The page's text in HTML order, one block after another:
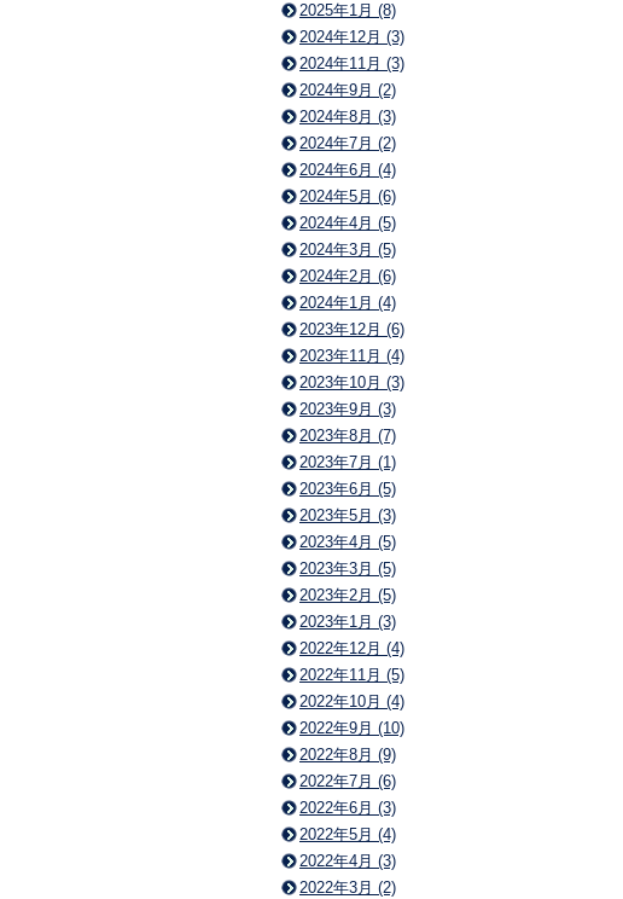
2025年1月 (8)
2024年12月 (3)
2024年11月 (3)
2024年9月 (2)
2024年8月 (3)
2024年7月 (2)
2024年6月 (4)
2024年5月 (6)
2024年4月 (5)
2024年3月 (5)
2024年2月 (6)
2024年1月 (4)
2023年12月 (6)
2023年11月 (4)
2023年10月 (3)
2023年9月 (3)
2023年8月 (7)
2023年7月 (1)
2023年6月 (5)
2023年5月 (3)
2023年4月 (5)
2023年3月 (5)
2023年2月 (5)
2023年1月 (3)
2022年12月 (4)
2022年11月 (5)
2022年10月 (4)
2022年9月 (10)
2022年8月 (9)
2022年7月 (6)
2022年6月 (3)
2022年5月 (4)
2022年4月 (3)
2022年3月 (2)